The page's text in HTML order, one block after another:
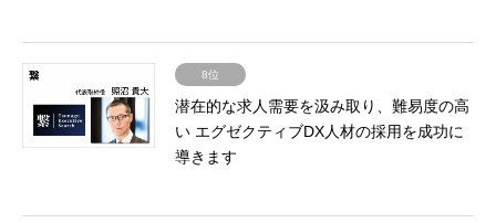
8位
潜在的な求人需要を汲み取り、難易度の高
い エグゼクティブDX人材の採用を成功に
導きます